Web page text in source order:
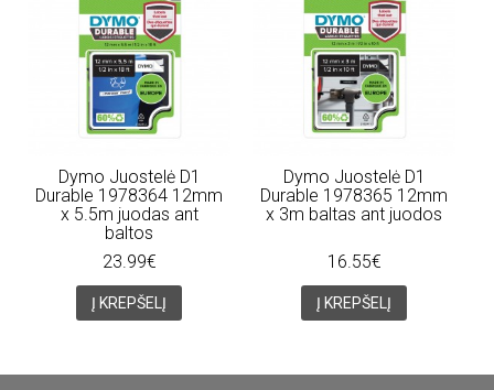
Dymo Juostelė D1
Durable 1978364 12mm
x 5.5m juodas ant
baltos
23.99€
Į KREPŠELĮ
Dymo Juostelė D1
Durable 1978365 12mm
x 3m baltas ant juodos
16.55€
Į KREPŠELĮ